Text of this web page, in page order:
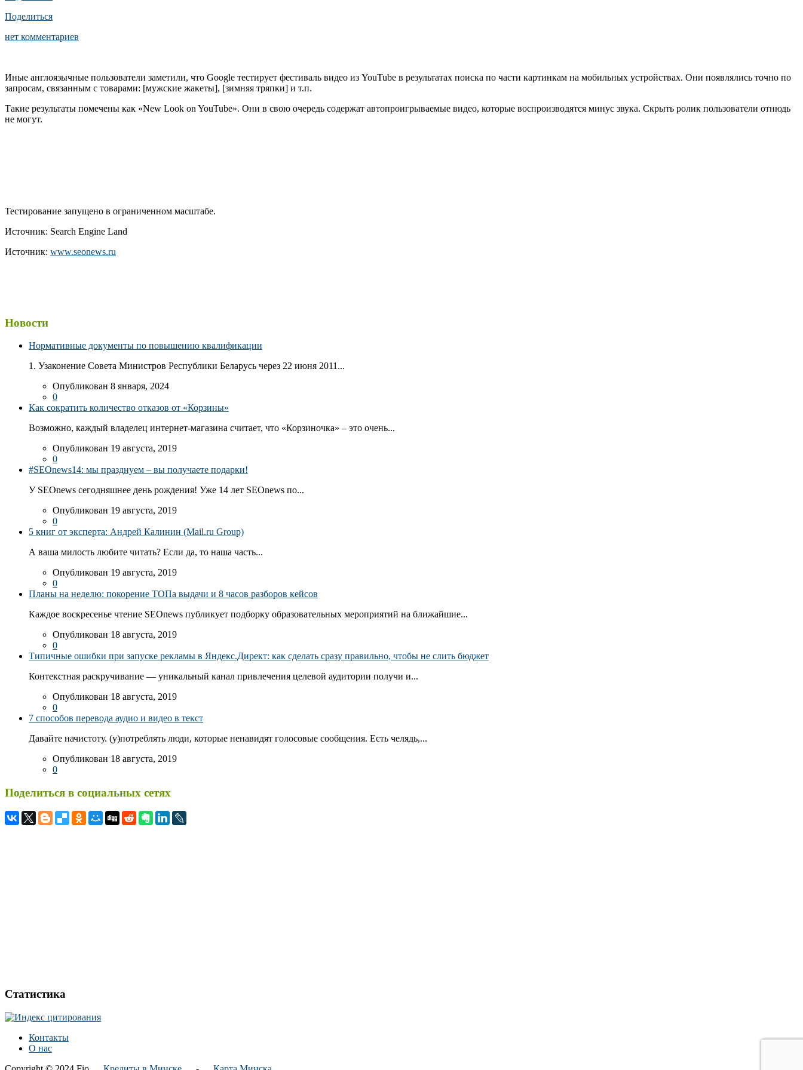
Поделиться
нет комментариев
Иные англоязычные пользователи заметили, что Google тестирует фестиваль видео из YouTube в результатах поиска по части картинкам на мобильных устройствах. Они появлялись точно по
запросам, связанным с товарами: [мужские жакеты], [зимняя тряпки] и т.п.
Такие результаты помечены как «New Look on YouTube». Они в свою очередь содержат автопроигрываемые видео, которые воспроизводятся минус звука. Скрыть ролик пользователи отнюдь
не могут.
Тестирование запущено в ограниченном масштабе.
Источник: Search Engine Land
Источник: www.seonews.ru
Новости
Нормативные документы по повышению квалификации
1. Узаконение Совета Министров Республики Беларусь через 22 июня 2011...
Опубликован 8 января, 2024
0
Как сократить количество отказов от «Корзины»
Возможно, каждый владелец интернет-магазина считает, что «Корзиночка» – это очень...
Опубликован 19 августа, 2019
0
#SEOnews14: мы празднуем – вы получаете подарки!
У SEOnews сегодняшнее день рождения! Уже 14 лет SEOnews по...
Опубликован 19 августа, 2019
0
5 книг от эксперта: Андрей Калинин (Mail.ru Group)
А ваша милость любите читать? Если да, то наша часть...
Опубликован 19 августа, 2019
0
Планы на неделю: покорение ТОПа выдачи и 8 часов разборов кейсов
Каждое воскресенье чтение SEOnews публикует подборку образовательных мероприятий на ближайшие...
Опубликован 18 августа, 2019
0
Типичные ошибки при запуске рекламы в Яндекс.Директ: как сделать сразу правильно, чтобы не слить бюджет
Контекстная раскручивание — уникальный канал привлечения целевой аудитории получи и...
Опубликован 18 августа, 2019
0
7 способов перевода аудио и видео в текст
Давайте начистоту. (у)потреблять люди, которые ненавидят голосовые сообщения. Есть челядь,...
Опубликован 18 августа, 2019
0
Поделиться в социальных сетях
Статистика
Контакты
О нас